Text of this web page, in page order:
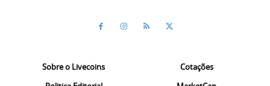
Sobre o Livecoins
Cotações